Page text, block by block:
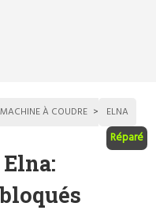
MACHINE À COUDRE ELNA
Réparé